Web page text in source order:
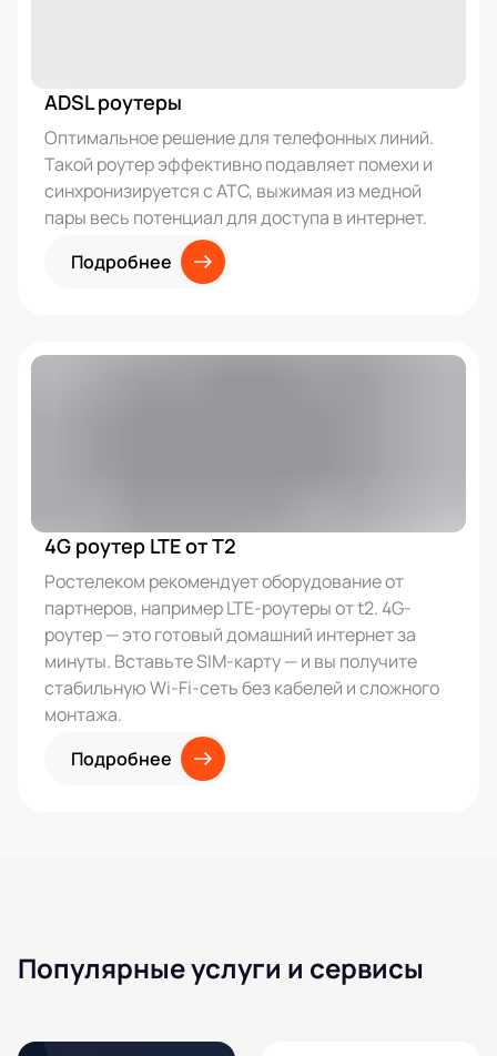
ADSL роутеры
Оптимальное решение для телефонных линий.
Такой роутер эффективно подавляет помехи и
синхронизируется с АТС, выжимая из медной
пары весь потенциал для доступа в интернет.
Подробнее
4G роутер LTE от T2
Ростелеком рекомендует оборудование от
партнеров, например LTE-роутеры от t2. 4G-
роутер — это готовый домашний интернет за
минуты. Вставьте SIM-карту — и вы получите
стабильную Wi-Fi-сеть без кабелей и сложного
монтажа.
Подробнее
Популярные услуги и сервисы